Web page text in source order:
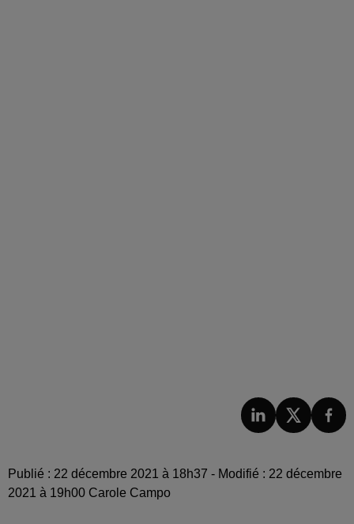
Publié : 22 décembre 2021 à 18h37 - Modifié : 22 décembre
2021 à 19h00 Carole Campo